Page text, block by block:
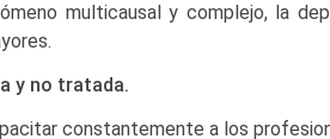
multicausal y complejo, la
y no tratada.
constantemente a los